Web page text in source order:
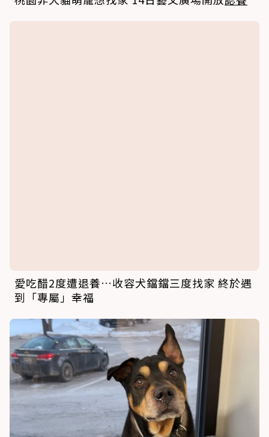
警員半夜撿回瀕死老狗「等1週沒人來領認」 警
局霸氣宣布：我們養你！